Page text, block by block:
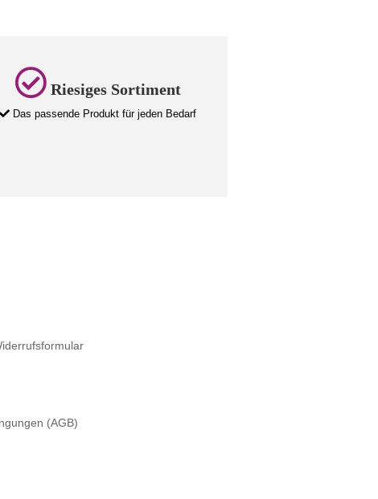
Riesiges Sortiment
Das passende Produkt für jeden Bedarf
(AGB)